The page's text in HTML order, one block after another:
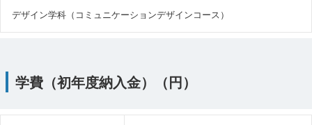
デザイン学科（コミュニケーションデザインコース）
学費（初年度納入金）（円）